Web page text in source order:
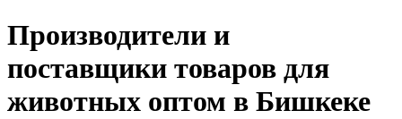
Производители и
поставщики товаров для
животных оптом в Бишкеке